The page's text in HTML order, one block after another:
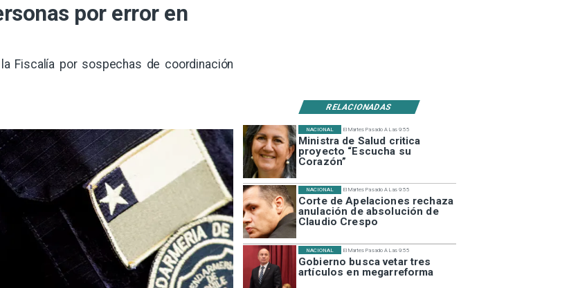
por error en
Fiscalía por sospechas de coordinación
RELACIONADAS
El Martes Pasado A Las 9:55
Ministra de Salud critica
proyecto “Escucha su
Corazón”
NACIONAL
El Martes Pasado A Las 9:55
Corte de Apelaciones rechaza
anulación de absolución de
Claudio Crespo
NACIONAL
El Martes Pasado A Las 9:55
Gobierno busca vetar tres
artículos en megarreforma
NACIONAL